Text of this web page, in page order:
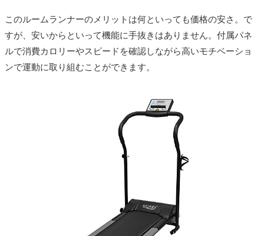
このルームランナーのメリットは何といっても価格の安さ。で
すが、安いからといって機能に手抜きはありません。付属パネ
ルで消費カロリーやスピードを確認しながら高いモチベーショ
ンで運動に取り組むことができます。